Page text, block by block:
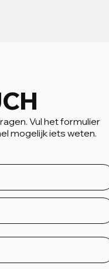
Vul het formulier
mogelijk iets weten.